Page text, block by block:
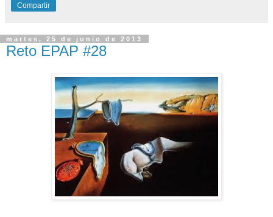
Compartir
martes, 25 de junio de 2013
Reto EPAP #28